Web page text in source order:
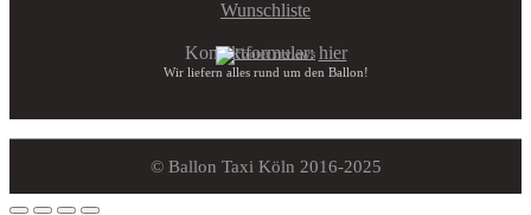
Wunschliste
Kontaktformular:hier
Wir liefern alles rund um den Ballon!
© Ballon Taxi Köln 2016-2025